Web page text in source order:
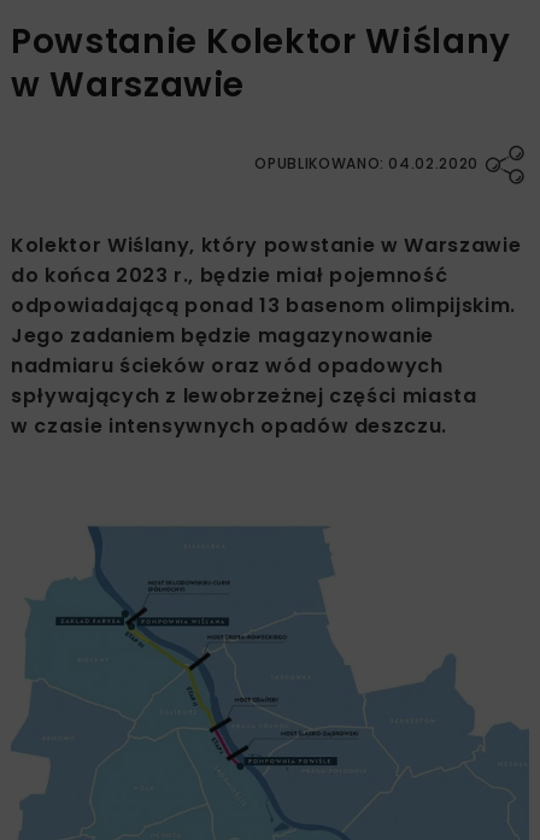
Powstanie Kolektor Wiślany
w Warszawie
OPUBLIKOWANO: 04.02.2020
Kolektor Wiślany, który powstanie w Warszawie
do końca 2023 r., będzie miał pojemność
odpowiadającą ponad 13 basenom olimpijskim.
Jego zadaniem będzie magazynowanie
nadmiaru ścieków oraz wód opadowych
spływających z lewobrzeżnej części miasta
w czasie intensywnych opadów deszczu.